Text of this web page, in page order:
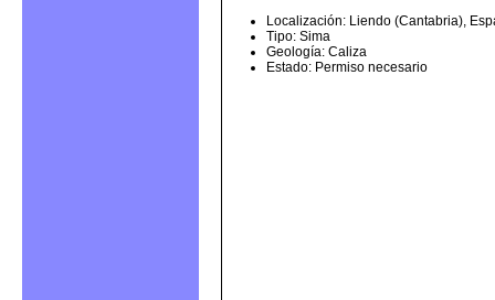
Localización: Liendo (Cantabria),
Tipo: Sima
Geología: Caliza
Estado: Permiso necesario